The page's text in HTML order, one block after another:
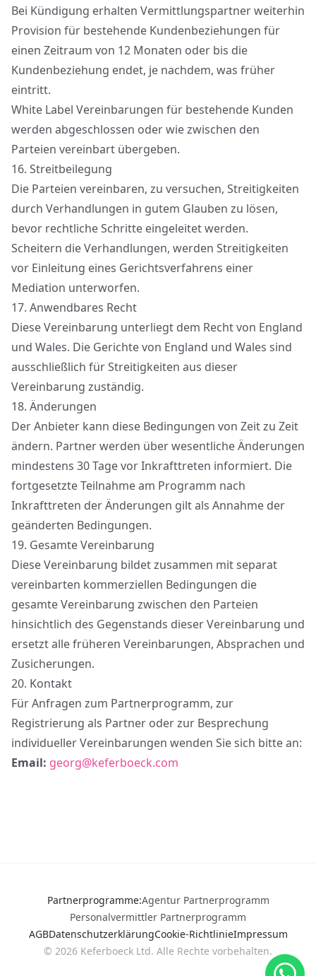
Bei Kündigung erhalten Vermittlungspartner weiterhin
Provision für bestehende Kundenbeziehungen für
einen Zeitraum von 12 Monaten oder bis die
Kundenbeziehung endet, je nachdem, was früher
eintritt.
White Label Vereinbarungen für bestehende Kunden
werden abgeschlossen oder wie zwischen den
Parteien vereinbart übergeben.
16. Streitbeilegung
Die Parteien vereinbaren, zu versuchen, Streitigkeiten
durch Verhandlungen in gutem Glauben zu lösen,
bevor rechtliche Schritte eingeleitet werden.
Scheitern die Verhandlungen, werden Streitigkeiten
vor Einleitung eines Gerichtsverfahrens einer
Mediation unterworfen.
17. Anwendbares Recht
Diese Vereinbarung unterliegt dem Recht von England
und Wales. Die Gerichte von England und Wales sind
ausschließlich für Streitigkeiten aus dieser
Vereinbarung zuständig.
18. Änderungen
Der Anbieter kann diese Bedingungen von Zeit zu Zeit
ändern. Partner werden über wesentliche Änderungen
mindestens 30 Tage vor Inkrafttreten informiert. Die
fortgesetzte Teilnahme am Programm nach
Inkrafttreten der Änderungen gilt als Annahme der
geänderten Bedingungen.
19. Gesamte Vereinbarung
Diese Vereinbarung bildet zusammen mit separat
vereinbarten kommerziellen Bedingungen die
gesamte Vereinbarung zwischen den Parteien
hinsichtlich des Gegenstands dieser Vereinbarung und
ersetzt alle früheren Vereinbarungen, Absprachen und
Zusicherungen.
20. Kontakt
Für Anfragen zum Partnerprogramm, zur
Registrierung als Partner oder zur Besprechung
individueller Vereinbarungen wenden Sie sich bitte an:
Email: georg@keferboeck.com
Partnerprogramme:Agentur Partnerprogramm
Personalvermittler Partnerprogramm
AGBDatenschutzerklärungCookie-RichtlinieImpressum
© 2026 Keferboeck Ltd. Alle Rechte vorbehalten.